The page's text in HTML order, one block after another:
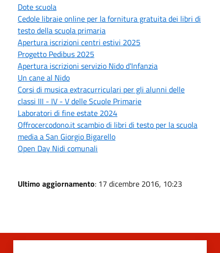
Dote scuola
Cedole libraie online per la fornitura gratuita dei libri di
testo della scuola primaria
Apertura iscrizioni centri estivi 2025
Progetto Pedibus 2025
Apertura iscrizioni servizio Nido d'Infanzia
Un cane al Nido
Corsi di musica extracurriculari per gli alunni delle
classi III - IV - V delle Scuole Primarie
Laboratori di fine estate 2024
Offrocercodono.it scambio di libri di testo per la scuola
media a San Giorgio Bigarello
Open Day Nidi comunali
Ultimo aggiornamento: 17 dicembre 2016, 10:23